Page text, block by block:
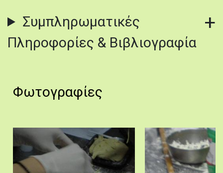
Συμπληρωματικές
Πληροφορίες & Βιβλιογραφία
Φωτογραφίες